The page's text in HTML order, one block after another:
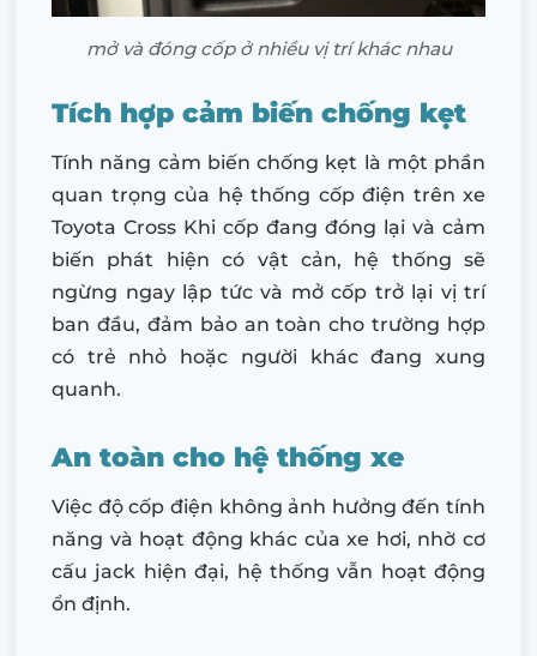
mở và đóng cốp ở nhiều vị trí khác nhau
Tích hợp cảm biến chống kẹt
Tính năng cảm biến chống kẹt là một phần
quan trọng của hệ thống cốp điện trên xe
Toyota Cross Khi cốp đang đóng lại và cảm
biến phát hiện có vật cản, hệ thống sẽ
ngừng ngay lập tức và mở cốp trở lại vị trí
ban đầu, đảm bảo an toàn cho trường hợp
có trẻ nhỏ hoặc người khác đang xung
quanh.
An toàn cho hệ thống xe
Việc độ cốp điện không ảnh hưởng đến tính
năng và hoạt động khác của xe hơi, nhờ cơ
cấu jack hiện đại, hệ thống vẫn hoạt động
ổn định.